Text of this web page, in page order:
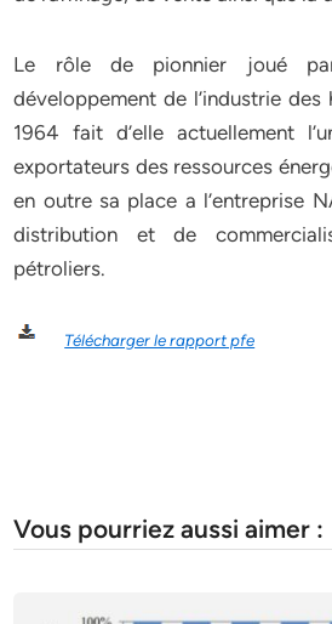
Le rôle de pionnier joué
développement de l’industrie
1964 fait d’elle actuellement
exportateurs des ressources
en outre sa place a l’entreprise
distribution et de
pétroliers.
Télécharger le rapport pfe
Vous pourriez aussi aimer :